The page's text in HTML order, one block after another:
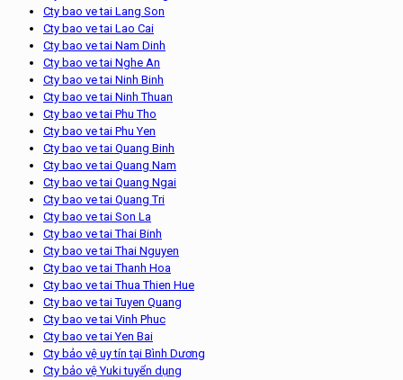
Cty bao ve tai Lang Son
Cty bao ve tai Lao Cai
Cty bao ve tai Nam Dinh
Cty bao ve tai Nghe An
Cty bao ve tai Ninh Binh
Cty bao ve tai Ninh Thuan
Cty bao ve tai Phu Tho
Cty bao ve tai Phu Yen
Cty bao ve tai Quang Binh
Cty bao ve tai Quang Nam
Cty bao ve tai Quang Ngai
Cty bao ve tai Quang Tri
Cty bao ve tai Son La
Cty bao ve tai Thai Binh
Cty bao ve tai Thai Nguyen
Cty bao ve tai Thanh Hoa
Cty bao ve tai Thua Thien Hue
Cty bao ve tai Tuyen Quang
Cty bao ve tai Vinh Phuc
Cty bao ve tai Yen Bai
Cty bảo vệ uy tín tại Bình Dương
Cty bảo vệ Yuki tuyển dụng